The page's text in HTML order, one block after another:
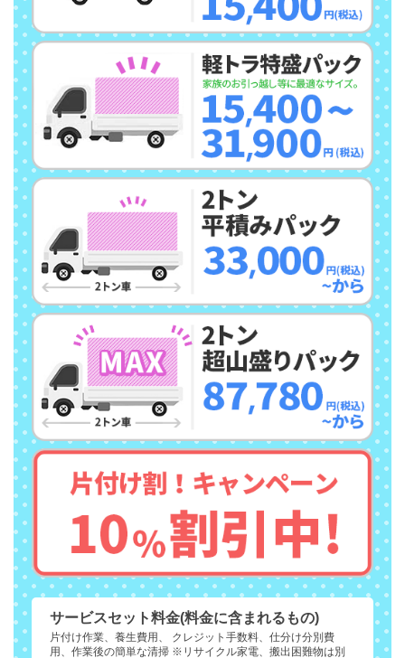
サービスセット料金(料金に含まれるもの)
片付け作業、養生費用、 クレジット手数料、仕分け分別費
用、作業後の簡単な清掃 ※リサイクル家電、搬出困難物は別